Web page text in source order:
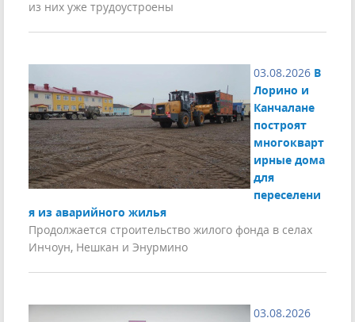
из них уже трудоустроены
03.08.2026 В
Лорино и
Канчалане
построят
многокварт
ирные дома
для
переселени
я из аварийного жилья
Продолжается строительство жилого фонда в селах
Инчоун, Нешкан и Энурмино
03.08.2026